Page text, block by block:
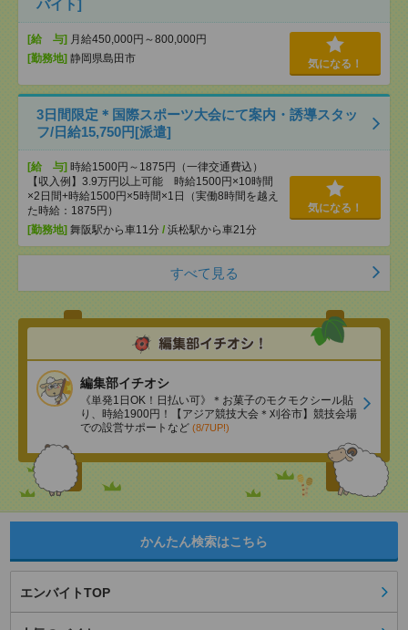
バイト]
[給 与] 月給450,000円～800,000円
[勤務地] 静岡県島田市 気になる！
3日間限定＊国際スポーツ大会にて案内・誘導スタッ
フ/日給15,750円[派遣]
[給 与] 時給1500円～1875円（一律交通費込）
【収入例】3.9万円以上可能 時給1500円×10時間
×2日間+時給1500円×5時間×1日（実働8時間を越え
た時給：1875円）
[勤務地] 舞阪駅から車11分 / 浜松駅から車21分
気になる！
すべて見る
編集部イチオシ
《単発1日OK！日払い可》＊お菓子のモクモクシール貼
り、時給1900円！【アジア競技大会＊刈谷市】競技会場
での設営サポートなど (8/7UP!)
かんたん検索はこちら
エンバイトTOP